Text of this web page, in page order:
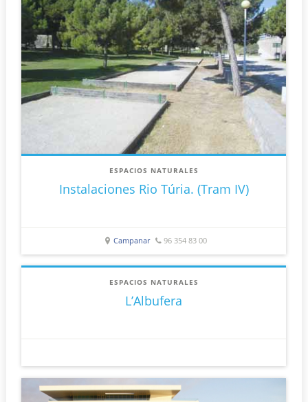
ESPACIOS NATURALES
Instalaciones Rio Túria. (Tram IV)
Campanar 96 354 83 00
ESPACIOS NATURALES
L’Albufera